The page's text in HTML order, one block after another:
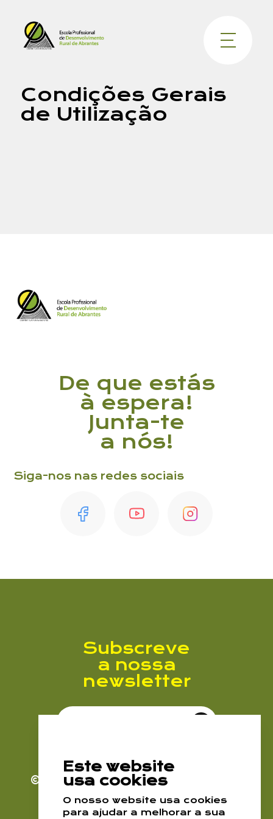
Este website
usa cookies
O nosso website usa cookies
para ajudar a melhorar a sua
Li e aceito a
Política de Privacidade
Condições Gerais
de Utilização
De que estás
à espera!
Junta-te
a nós!
Siga-nos nas redes sociais
© 2026. EPDRA Todos os direitos
Política de Cookies
Subscreve
a nossa
newsletter